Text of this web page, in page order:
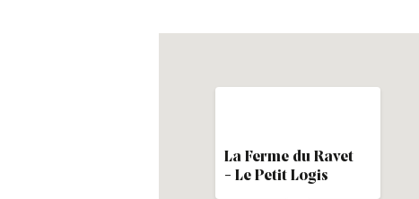
La Ferme du Ravet
- Le Petit Logis